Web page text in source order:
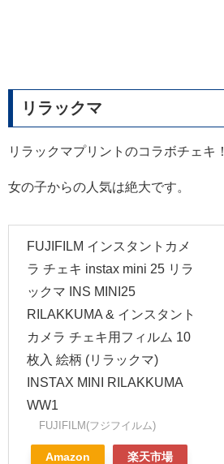
リラックマ
リラックマプリントのコラボチェキ！
女の子からの人気は絶大です。
FUJIFILM インスタントカメ
ラ チェキ instax mini 25 リラ
ックマ INS MINI25
RILAKKUMA & インスタント
カメラ チェキ用フィルム 10
枚入 絵柄 (リラックマ)
INSTAX MINI RILAKKUMA
WW1
FUJIFILM(フジフイルム)
Amazon 楽天市場